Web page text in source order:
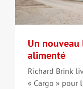
Un
alimenté
Richard Brink
« Cargo » pour